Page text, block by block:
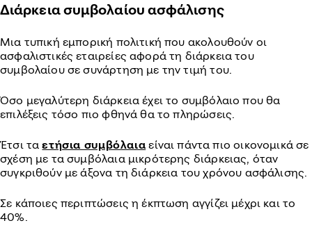
Διάρκεια συμβολαίου ασφάλισης
Μια τυπική εμπορική πολιτική που ακολουθούν οι
ασφαλιστικές εταιρείες αφορά τη διάρκεια του
συμβολαίου σε συνάρτηση με την τιμή του.
Όσο μεγαλύτερη διάρκεια έχει το συμβόλαιο που θα
επιλέξεις τόσο πιο φθηνά θα το πληρώσεις.
Έτσι ταετήσια συμβόλαιαείναι πάντα πιο οικονομικά σε
σχέση με τα συμβόλαια μικρότερης διάρκειας, όταν
συγκριθούν με άξονα τη διάρκεια του χρόνου ασφάλισης.
Σε κάποιες περιπτώσεις η έκπτωση αγγίζει μέχρι και το
40%.